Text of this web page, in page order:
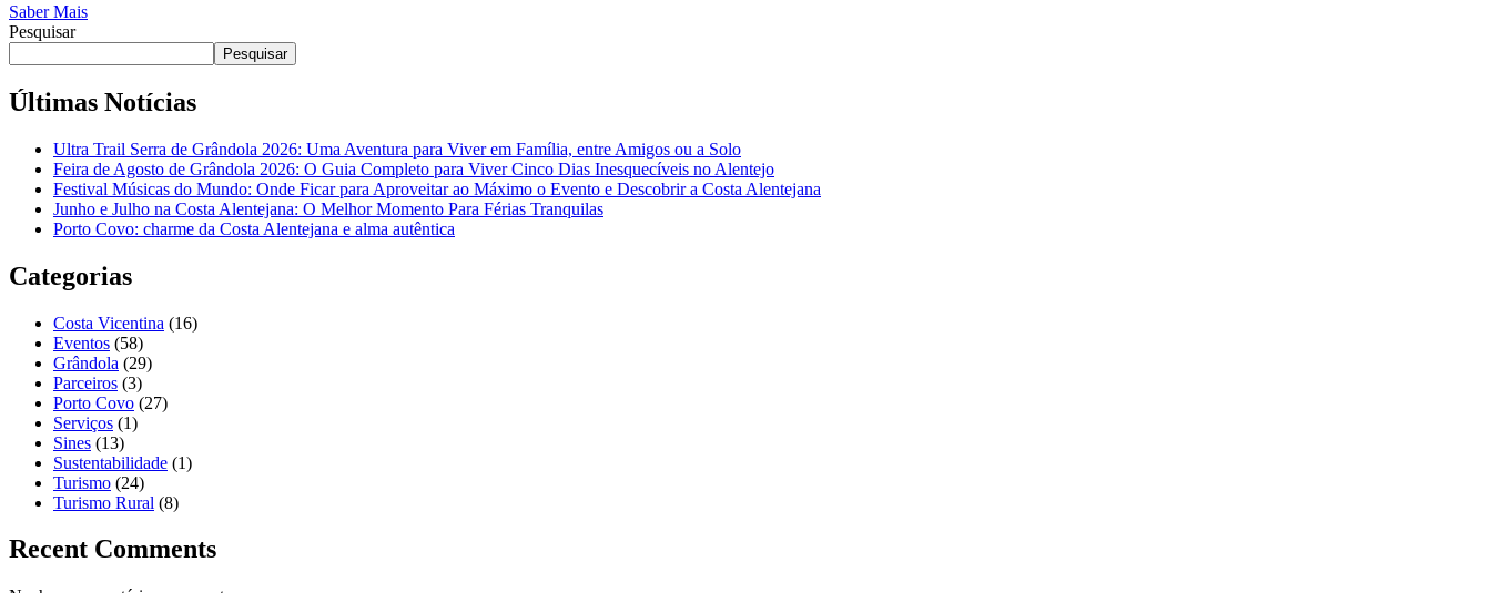
Saber Mais
Pesquisar
Pesquisar
Últimas Notícias
Ultra Trail Serra de Grândola 2026: Uma Aventura para Viver em Família, entre Amigos ou a Solo
Feira de Agosto de Grândola 2026: O Guia Completo para Viver Cinco Dias Inesquecíveis no Alentejo
Festival Músicas do Mundo: Onde Ficar para Aproveitar ao Máximo o Evento e Descobrir a Costa Alentejana
Junho e Julho na Costa Alentejana: O Melhor Momento Para Férias Tranquilas
Porto Covo: charme da Costa Alentejana e alma autêntica
Categorias
Costa Vicentina (16)
Eventos (58)
Grândola (29)
Parceiros (3)
Porto Covo (27)
Serviços (1)
Sines (13)
Sustentabilidade (1)
Turismo (24)
Turismo Rural (8)
Recent Comments